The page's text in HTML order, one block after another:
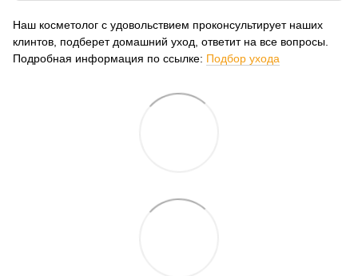
Наш косметолог с удовольствием проконсультирует наших
клинтов, подберет домашний уход, ответит на все вопросы.
Подробная информация по ссылке: Подбор ухода